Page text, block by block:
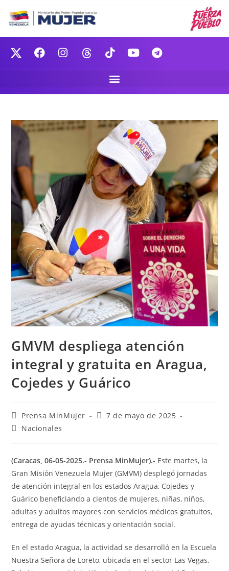
GMVM despliega atención
integral y gratuita en Aragua,
Cojedes y Guárico
Prensa MinMujer
7 de mayo de 2025
Nacionales
(Caracas, 06-05-2025.- Prensa MinMujer).- Este martes, la
Gran Misión Venezuela Mujer (GMVM) desplegó jornadas
de atención integral en los estados Aragua, Cojedes y
Guárico beneficiando a cientos de mujeres, niñas, niños,
adultas y adultos mayores con servicios médicos gratuitos,
entrega de ayudas técnicas y orientación social.
En el estado Aragua, la actividad se desarrolló en la Escuela
Nuestra Señora de Loreto, ubicada en el sector Las Vegas,